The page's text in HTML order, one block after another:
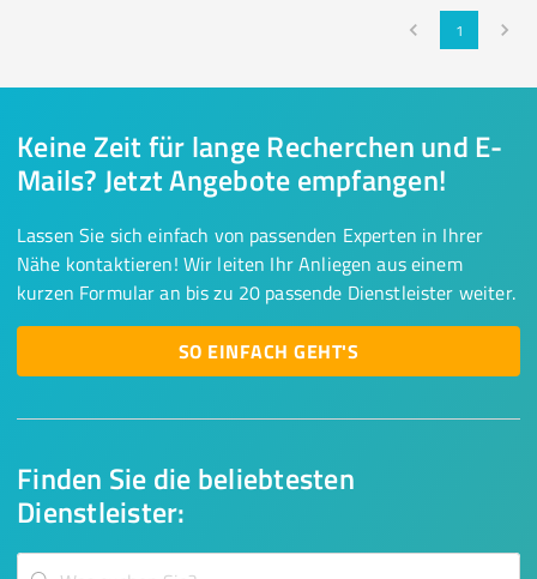
1
Finden Sie die beliebtesten
Dienstleister:
Keine Zeit für lange Recherchen und E-
Mails? Jetzt Angebote empfangen!
Lassen Sie sich einfach von passenden Experten in Ihrer
Nähe kontaktieren! Wir leiten Ihr Anliegen aus einem
kurzen Formular an bis zu 20 passende Dienstleister weiter.
SO EINFACH GEHT'S